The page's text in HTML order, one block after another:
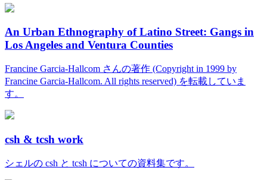
An Urban Ethnography of Latino Street: Gangs in
Los Angeles and Ventura Counties
Francine Garcia-Hallcom さんの著作 (Copyright in 1999 by
Francine Garcia-Hallcom. All rights reserved) を転載していま
す。
csh & tcsh work
シェルの csh と tcsh についての資料集です。